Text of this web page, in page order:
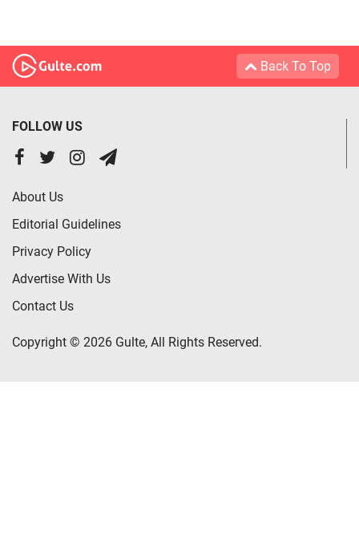
Back To Top
FOLLOW US
About Us
Editorial Guidelines
Privacy Policy
Advertise With Us
Contact Us
Copyright © 2026 Gulte, All Rights Reserved.